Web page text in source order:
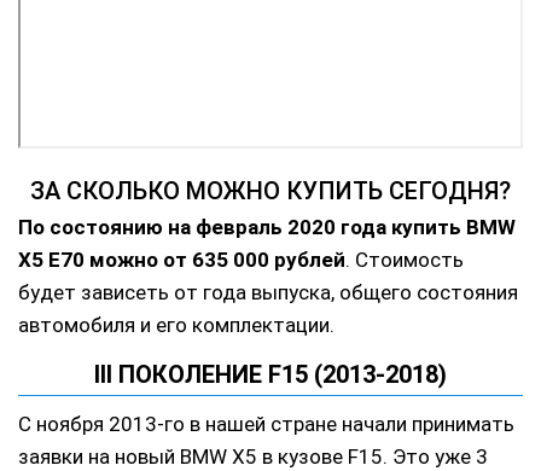
ЗА СКОЛЬКО МОЖНО КУПИТЬ СЕГОДНЯ?
По состоянию на февраль 2020 года купить BMW
X5 E70 можно от 635 000 рублей. Стоимость
будет зависеть от года выпуска, общего состояния
автомобиля и его комплектации.
III ПОКОЛЕНИЕ F15 (2013-2018)
С ноября 2013-го в нашей стране начали принимать
заявки на новый BMW X5 в кузове F15. Это уже 3